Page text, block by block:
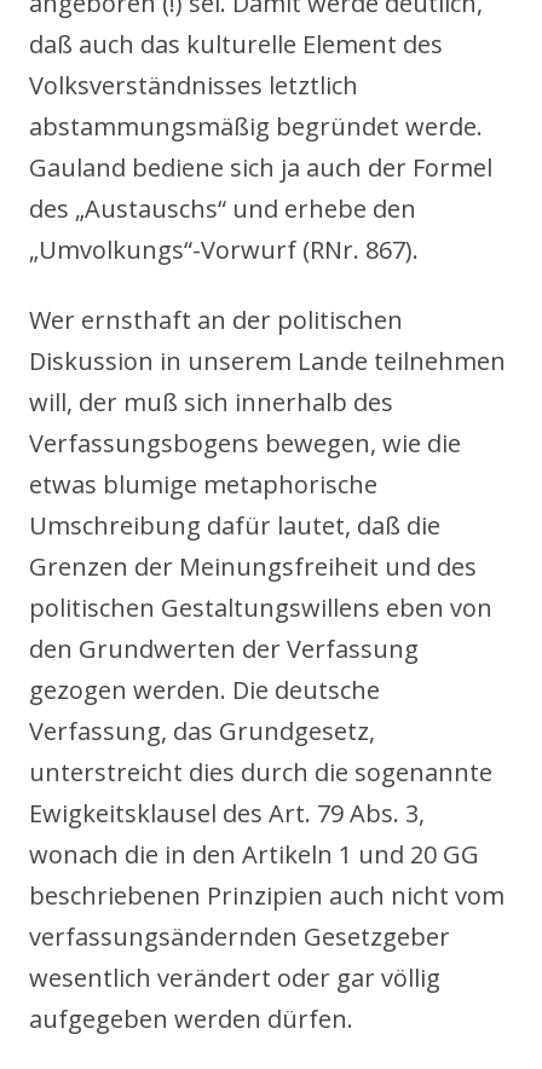
daß auch das kulturelle Element des
Volksverständnisses letztlich
abstammungsmäßig begründet werde.
Gauland bediene sich ja auch der Formel
des „Austauschs“ und erhebe den
„Umvolkungs“-Vorwurf (RNr. 867).
Wer ernsthaft an der politischen
Diskussion in unserem Lande teilnehmen
will, der muß sich innerhalb des
Verfassungsbogens bewegen, wie die
etwas blumige metaphorische
Umschreibung dafür lautet, daß die
Grenzen der Meinungsfreiheit und des
politischen Gestaltungswillens eben von
den Grundwerten der Verfassung
gezogen werden. Die deutsche
Verfassung, das Grundgesetz,
unterstreicht dies durch die sogenannte
Ewigkeitsklausel des Art. 79 Abs. 3,
wonach die in den Artikeln 1 und 20 GG
beschriebenen Prinzipien auch nicht vom
verfassungsändernden Gesetzgeber
wesentlich verändert oder gar völlig
aufgegeben werden dürfen.